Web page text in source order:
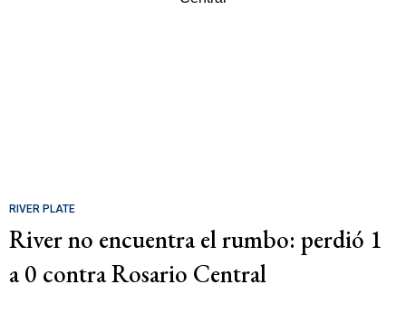
RIVER PLATE
River no encuentra el rumbo: perdió 1
a 0 contra Rosario Central